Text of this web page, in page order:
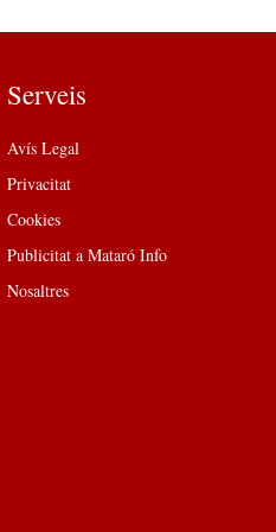
Serveis
Avís Legal
Privacitat
Cookies
Publicitat a Mataró Info
Nosaltres